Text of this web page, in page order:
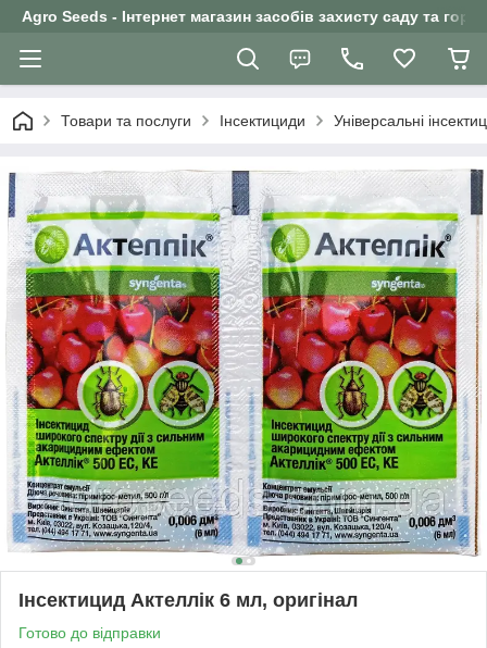
Agro Seeds - Інтернет магазин засобів захисту саду та
Товари та послуги Інсектициди Універсальні
Інсектицид Актеллік 6 мл, оригінал
Готово до відправки